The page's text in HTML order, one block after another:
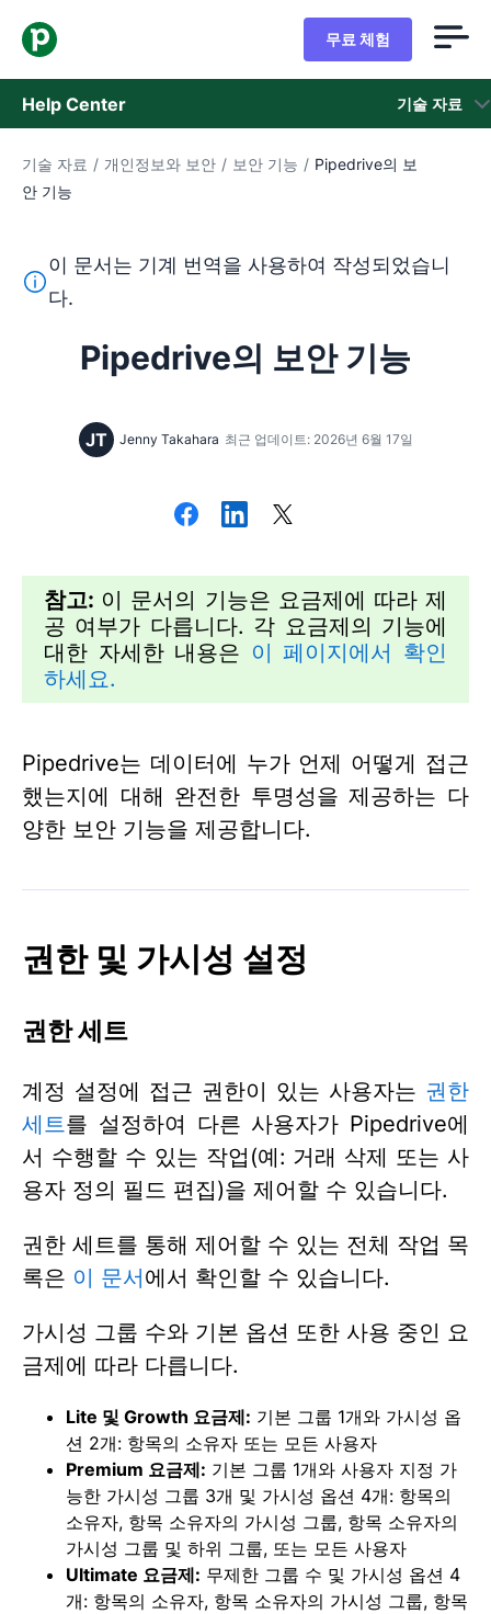
무료 체험
Help Center 기술 자료
기술 자료
지원 팀 문의
기술 자료 / 개인정보와 보안 / 보안 기능 / Pipedrive의 보
안 기능
이 텍스트는 기계 번역 도구를 사용하여 영어를 번역한 것
이 문서는 기계 번역을 사용하여 작성되었습니
다.
Pipedrive의 보안 기능
JT Jenny Takahara 최근 업데이트: 2026년 6월 17일
참고: 이 문서의 기능은 요금제에 따라 제
공 여부가 다릅니다. 각 요금제의 기능에
대한 자세한 내용은 이 페이지에서 확인
하세요.
Pipedrive는 데이터에 누가 언제 어떻게 접근
했는지에 대해 완전한 투명성을 제공하는 다
양한 보안 기능을 제공합니다.
권한 및 가시성 설정
권한 세트
계정 설정에 접근 권한이 있는 사용자는 권한
세트를 설정하여 다른 사용자가 Pipedrive에
서 수행할 수 있는 작업(예: 거래 삭제 또는 사
용자 정의 필드 편집)을 제어할 수 있습니다.
권한 세트를 통해 제어할 수 있는 전체 작업 목
록은 이 문서에서 확인할 수 있습니다.
가시성 그룹 수와 기본 옵션 또한 사용 중인 요
금제에 따라 다릅니다.
Lite 및 Growth 요금제: 기본 그룹 1개와 가시성 옵
션 2개: 항목의 소유자 또는 모든 사용자
Premium 요금제: 기본 그룹 1개와 사용자 지정 가
능한 가시성 그룹 3개 및 가시성 옵션 4개: 항목의
소유자, 항목 소유자의 가시성 그룹, 항목 소유자의
가시성 그룹 및 하위 그룹, 또는 모든 사용자
Ultimate 요금제: 무제한 그룹 수 및 가시성 옵션 4
개: 항목의 소유자, 항목 소유자의 가시성 그룹, 항목